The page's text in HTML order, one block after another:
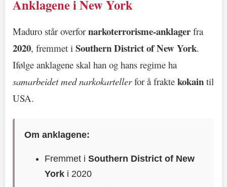
Anklagene i New York
Maduro står overfornarkoterrorisme-anklager fra
2020, fremmet i Southern District of New York.
Ifølge anklagene skal han og hans regime ha
samarbeidet med narkokartellerfor å frakte kokain til
USA.
Om anklagene:
Fremmet iSouthern District of New
York i 2020